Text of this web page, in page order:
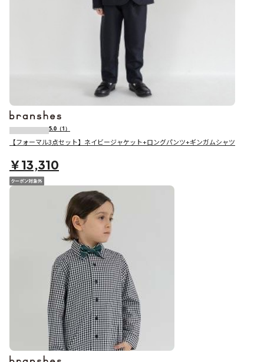
5.0 （1）
【フォーマル3点セット】ネイビージャケット+ロングパンツ+ギンガムシャツ
￥13,310